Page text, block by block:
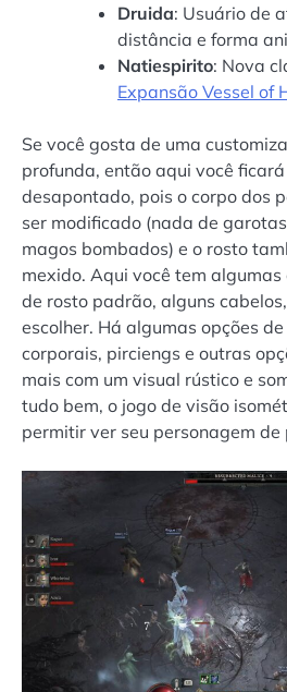
Druida: Usuário de
distância e forma
Natiespirito: Nova
Expansão Vessel of
Se você gosta de uma
profunda, então aqui você
desapontado, pois o corpo dos
ser modificado (nada de
magos bombados) e o rosto
mexido. Aqui você tem
de rosto padrão, alguns
escolher. Há algumas opções
corporais, pirciengs e outras
mais com um visual rústico e
tudo bem, o jogo de visão
permitir ver seu personagem de